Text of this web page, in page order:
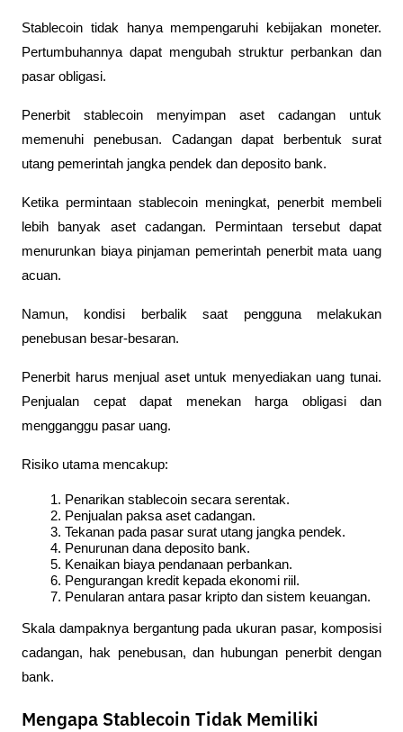
Stablecoin tidak hanya mempengaruhi kebijakan moneter.
Pertumbuhannya dapat mengubah struktur perbankan dan
pasar obligasi.
Penerbit stablecoin menyimpan aset cadangan untuk
memenuhi penebusan. Cadangan dapat berbentuk surat
utang pemerintah jangka pendek dan deposito bank.
Ketika permintaan stablecoin meningkat, penerbit membeli
lebih banyak aset cadangan. Permintaan tersebut dapat
menurunkan biaya pinjaman pemerintah penerbit mata uang
acuan.
Namun, kondisi berbalik saat pengguna melakukan
penebusan besar-besaran.
Penerbit harus menjual aset untuk menyediakan uang tunai.
Penjualan cepat dapat menekan harga obligasi dan
mengganggu pasar uang.
Risiko utama mencakup:
Penarikan stablecoin secara serentak.
Penjualan paksa aset cadangan.
Tekanan pada pasar surat utang jangka pendek.
Penurunan dana deposito bank.
Kenaikan biaya pendanaan perbankan.
Pengurangan kredit kepada ekonomi riil.
Penularan antara pasar kripto dan sistem keuangan.
Skala dampaknya bergantung pada ukuran pasar, komposisi
cadangan, hak penebusan, dan hubungan penerbit dengan
bank.
Mengapa Stablecoin Tidak Memiliki